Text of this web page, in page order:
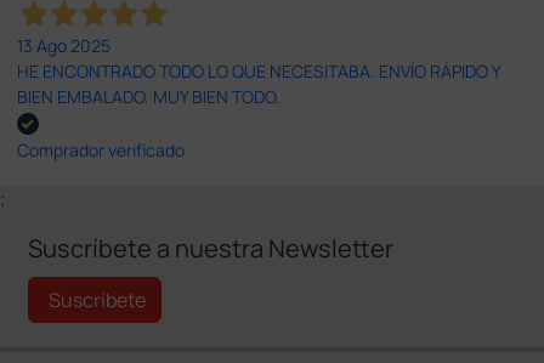
13 Ago 2025
HE ENCONTRADO TODO LO QUE NECESITABA. ENVÍO RÁPIDO Y
BIEN EMBALADO. MUY BIEN TODO.
Comprador verificado
;
Suscríbete a nuestra Newsletter
Suscríbete